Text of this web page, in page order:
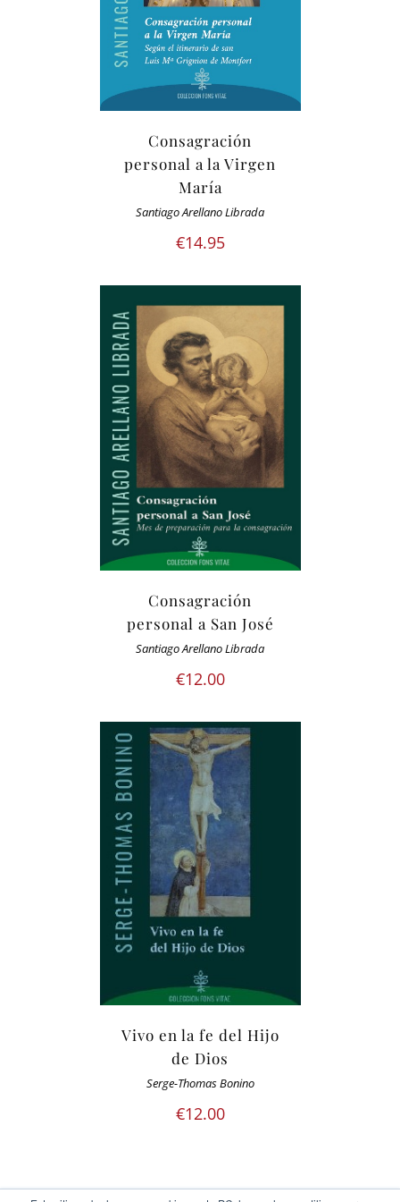
Consagración
personal a la Virgen
María
Santiago Arellano Librada
€14.95
Consagración
personal a San José
Santiago Arellano Librada
€12.00
Vivo en la fe del Hijo
de Dios
Serge-Thomas Bonino
€12.00